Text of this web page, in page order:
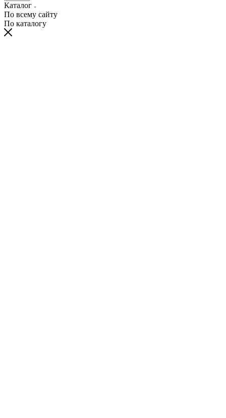
Каталог
По всему сайту
По каталогу